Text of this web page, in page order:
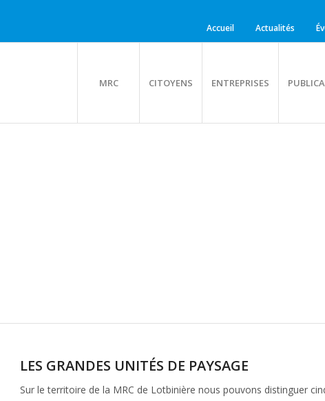
Accueil Actualités
MRC CITOYENS ENTREPRISES
LES GRANDES UNITÉS DE PAYSAGE
Sur le territoire de la MRC de Lotbinière nous pouvons distinguer